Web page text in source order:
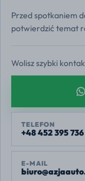
Przed spotkaniem
potwierdzić temat
Wolisz szybki
TELEFON
+48 452 395 736
E-MAIL